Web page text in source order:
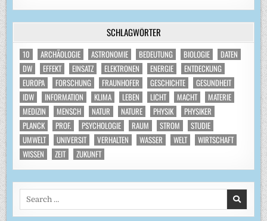
SCHLAGWÖRTER
10 ARCHÄOLOGIE ASTRONOMIE BEDEUTUNG BIOLOGIE
DATEN
DW
EFFEKT EINSATZ ELEKTRONEN ENERGIE
ENTDECKUNG
EUROPA
FORSCHUNG FRAUNHOFER GESCHICHTE
GESUNDHEIT
IDW
INFORMATION KLIMA LEBEN LICHT MACHT
MATERIE
MEDIZIN
MENSCH NATUR NATURE PHYSIK
PHYSIKER
PLANCK
PROF. PSYCHOLOGIE RAUM STROM
STUDIE
UMWELT
UNIVERSIT VERHALTEN WASSER WELT
WIRTSCHAFT
WISSEN
ZEIT ZUKUNFT